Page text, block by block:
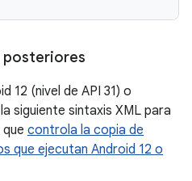
posteriores
12 (nivel de API 31) o
siguiente sintaxis XML para
controla la copia de
que ejecutan Android 12 o